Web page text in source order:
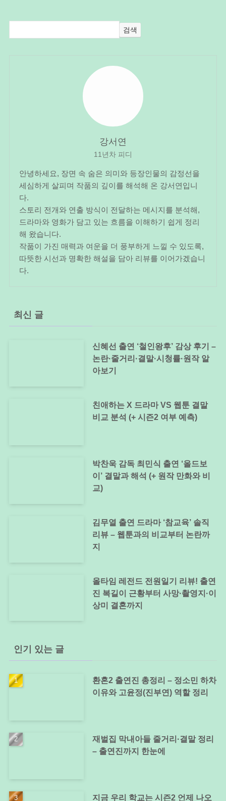
검색
강서연
11년차 피디
안녕하세요, 장면 속 숨은 의미와 등장인물의 감정선을
세심하게 살피며 작품의 깊이를 해석해 온 강서연입니
다.
스토리 전개와 연출 방식이 전달하는 메시지를 분석해,
드라마와 영화가 담고 있는 흐름을 이해하기 쉽게 정리
해 왔습니다.
작품이 가진 매력과 여운을 더 풍부하게 느낄 수 있도록,
따뜻한 시선과 명확한 해설을 담아 리뷰를 이어가겠습니
다.
최신 글
신혜선 출연 ‘철인왕후’ 감상 후기 –
논란·줄거리·결말·시청률·원작 알
아보기
친애하는 X 드라마 VS 웹툰 결말
비교 분석 (+ 시즌2 여부 예측)
박찬욱 감독 최민식 출연 ‘올드보
이’ 결말과 해석 (+ 원작 만화와 비
교)
김무열 출연 드라마 ‘참교육’ 솔직
리뷰 – 웹툰과의 비교부터 논란까
지
올타임 레전드 전원일기 리뷰! 출연
진 복길이 근황부터 사망·촬영지·이
상미 결혼까지
인기 있는 글
환혼2 출연진 총정리 – 정소민 하차
이유와 고윤정(진부연) 역할 정리
재벌집 막내아들 줄거리·결말 정리
– 출연진까지 한눈에
지금 우리 학교는 시즌2 언제 나오